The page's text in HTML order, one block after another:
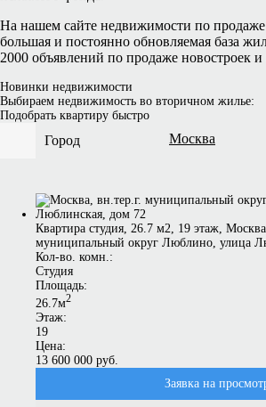
На нашем сайте недвижимости по
большая и постоянно обновляемая база
2000 объявлений по продаже новостроек и
Новинки недвижимости
Выбираем недвижимость во вторичном жилье:
Подобрать квартиру быстро
Город Москва
Квартира студия, 26.7 м2, 19 этаж,
муниципальный округ Люблино, улица
Кол-во. комн.:
Студия
Площадь:
26.7м2
Этаж:
19
Цена:
13 600 000 руб.
Заявка на